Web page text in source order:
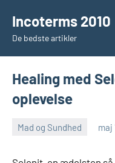
indhold
Incoterms 2010
De bedste artikler
Healing med
oplevelse
Mad og Sundhed maj